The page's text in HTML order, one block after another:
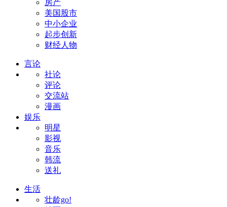
房产
美国股市
中小企业
起步创新
财经人物
言论
社论
评论
交流站
漫画
娱乐
明星
影视
音乐
韩流
送礼
生活
壮龄go!